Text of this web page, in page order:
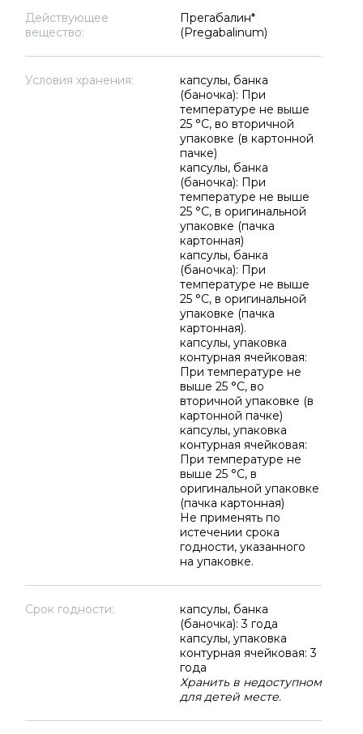
Действующее
вещество:
Прегабалин*
(Pregabalinum)
Условия хранения:
капсулы, банка
(баночка): При
температуре не выше
25 °C, во вторичной
упаковке (в картонной
пачке)
капсулы, банка
(баночка): При
температуре не выше
25 °C, в оригинальной
упаковке (пачка
картонная)
капсулы, банка
(баночка): При
температуре не выше
25 °C, в оригинальной
упаковке (пачка
картонная).
капсулы, упаковка
контурная ячейковая:
При температуре не
выше 25 °C, во
вторичной упаковке (в
картонной пачке)
капсулы, упаковка
контурная ячейковая:
При температуре не
выше 25 °C, в
оригинальной упаковке
(пачка картонная)
Не применять по
истечении срока
годности, указанного
на упаковке.
Срок годности:
капсулы, банка
(баночка): 3 года
капсулы, упаковка
контурная ячейковая: 3
года
Хранить в недоступном
для детей месте.